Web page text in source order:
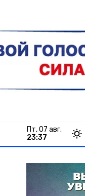
пт, 07 авг.
23:37